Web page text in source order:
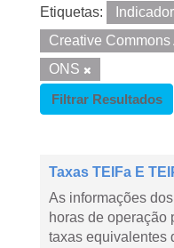
Etiquetas:
Creative Commons
ONS
Filtrar Resultados
Taxas TEIFa E
As informações
horas de operação
taxas equivalentes